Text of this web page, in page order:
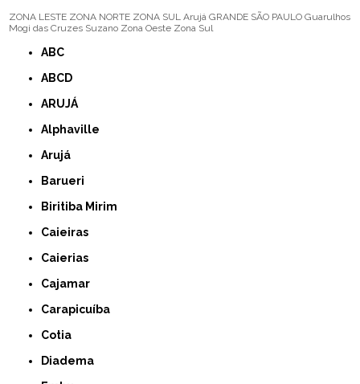
ZONA LESTE ZONA NORTE ZONA SUL Arujá GRANDE SÃO PAULO Guarulhos
Mogi das Cruzes Suzano Zona Oeste Zona Sul
ABC
ABCD
ARUJÁ
Alphaville
Arujá
Barueri
Biritiba Mirim
Caieiras
Caierias
Cajamar
Carapicuíba
Cotia
Diadema